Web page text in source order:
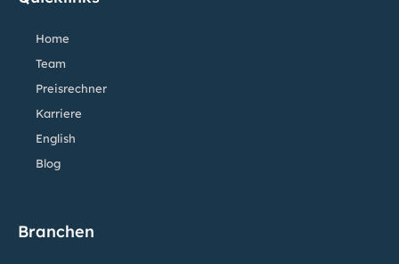
Home
Team
Preisrechner
Karriere
English
Blog
Branchen